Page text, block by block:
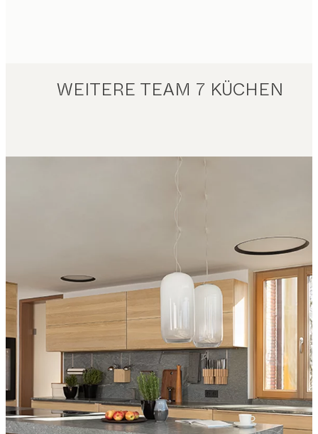
WEITERE TEAM 7 KÜCHEN